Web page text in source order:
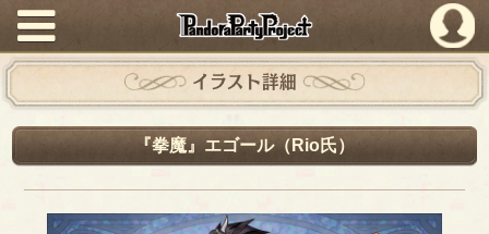
PandoraPartyProject
イラスト詳細
『拳魔』エゴール（Rio氏）